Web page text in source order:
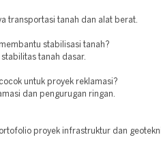
transportasi tanah dan alat berat.
stabilisasi tanah?
stabilitas tanah dasar.
untuk proyek reklamasi?
dan pengurugan ringan.
proyek infrastruktur dan